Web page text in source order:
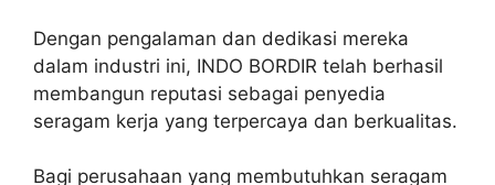
Dengan pengalaman dan dedikasi mereka
dalam industri ini, INDO BORDIR telah berhasil
membangun reputasi sebagai penyedia
seragam kerja yang terpercaya dan berkualitas.
Bagi perusahaan yang membutuhkan seragam